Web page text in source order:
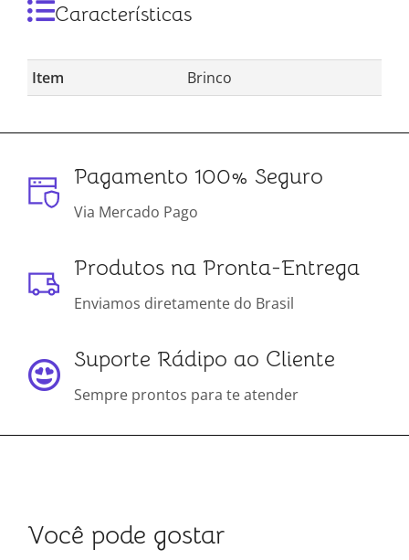
Características
Item Brinco
Pagamento 100% Seguro
Via Mercado Pago
Produtos na Pronta-Entrega
Enviamos diretamente do Brasil
Suporte Rádipo ao Cliente
Sempre prontos para te atender
Você pode gostar